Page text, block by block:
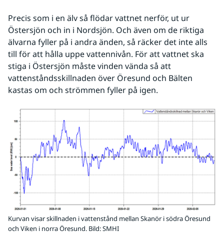
Precis som i en älv så flödar vattnet nerför, ut ur
Östersjön och in i Nordsjön. Och även om de riktiga
älvarna fyller på i andra änden, så räcker det inte alls
till för att hålla uppe vattennivån. För att vattnet ska
stiga i Östersjön måste vinden vända så att
vattenståndsskillnaden över Öresund och Bälten
kastas om och strömmen fyller på igen.
Kurvan visar skillnaden i vattenstånd mellan Skanör i södra Öresund
och Viken i norra Öresund. Bild: SMHI